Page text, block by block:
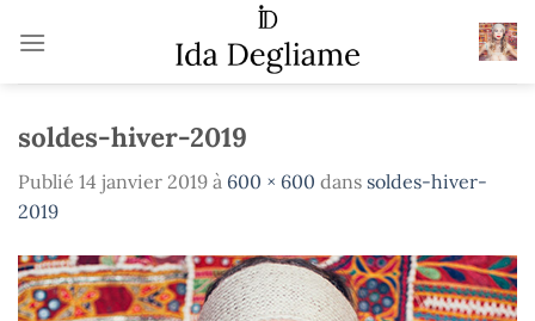
soldes-hiver-2019
Publié 14 janvier 2019 à 600 × 600 dans soldes-hiver-
2019